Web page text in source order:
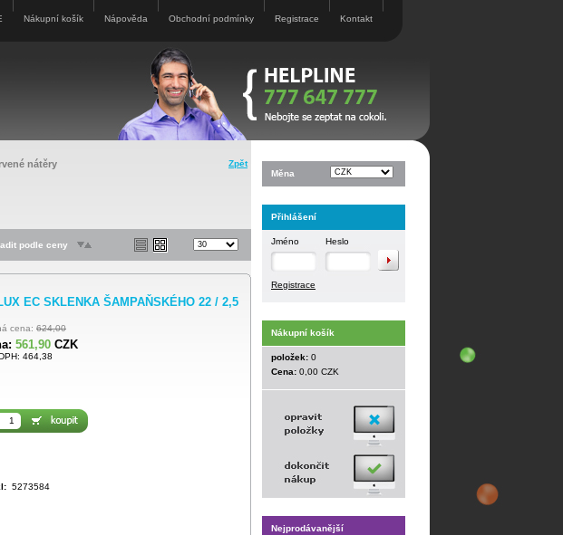
Nákupní košík Nápověda Obchodní podmínky Registrace Kontakt
nátěry Zpět
podle ceny
EC SKLENKA ŠAMPAŇSKÉHO 22 / 2,5
cena: 624,00
561,90 CZK
464,38
5273584
Měna
Přihlášení
Jméno Heslo
Registrace
Nákupní košík
položek: 0
Cena: 0,00 CZK
Nejprodávanější